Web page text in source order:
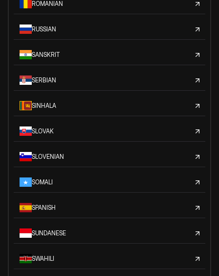
ROMANIAN
RUSSIAN
SANSKRIT
SERBIAN
SINHALA
SLOVAK
SLOVENIAN
SOMALI
SPANISH
SUNDANESE
SWAHILI